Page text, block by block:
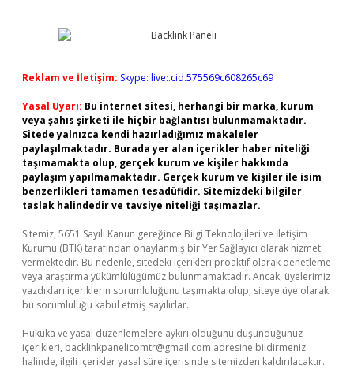
Reklam ve İletişim: Skype: live:.cid.575569c608265c69
Yasal Uyarı: Bu internet sitesi, herhangi bir marka, kurum
veya şahıs şirketi ile hiçbir bağlantısı bulunmamaktadır.
Sitede yalnızca kendi hazırladığımız makaleler
paylaşılmaktadır. Burada yer alan içerikler haber niteliği
taşımamakta olup, gerçek kurum ve kişiler hakkında
paylaşım yapılmamaktadır. Gerçek kurum ve kişiler ile isim
benzerlikleri tamamen tesadüfidir. Sitemizdeki bilgiler
taslak halindedir ve tavsiye niteliği taşımazlar.
Sitemiz, 5651 Sayılı Kanun gereğince Bilgi Teknolojileri ve İletişim
Kurumu (BTK) tarafından onaylanmış bir Yer Sağlayıcı olarak hizmet
vermektedir. Bu nedenle, sitedeki içerikleri proaktif olarak denetleme
veya araştırma yükümlülüğümüz bulunmamaktadır. Ancak, üyelerimiz
yazdıkları içeriklerin sorumluluğunu taşımakta olup, siteye üye olarak
bu sorumluluğu kabul etmiş sayılırlar.
Hukuka ve yasal düzenlemelere aykırı olduğunu düşündüğünüz
içerikleri, backlinkpanelicomtr@gmail.com adresine bildirmeniz
halinde, ilgili içerikler yasal süre içerisinde sitemizden kaldırılacaktır.